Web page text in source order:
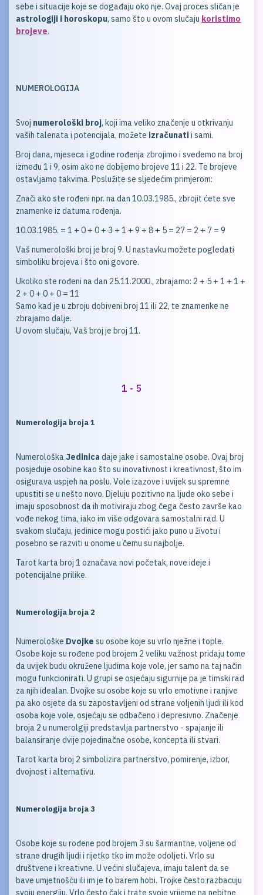
sebe i situacije koje se događaju oko nje. Ovaj proces sličan je
astrologiji i horoskopu, samo što u ovom slučaju koristimo
brojeve.
NUMEROLOGIJA
Svoj numerološki broj, koji ima veliko značenje u otkrivanju
vaših talenata i potencijala, možete izračunatii sami.
Broj dana, mjeseca i godine rođenja zbrojimo i svedemo na broj
između 1 i 9, osim ako ne dobijemo brojeve 11 i 22. Te brojeve
ostavljamo takvima. Poslužite se sljedećim primjerom:
Znači ako ste rođeni npr. na dan 10.03.1985., zbrojit ćete sve
znamenke iz datuma rođenja.
10.03.1985. = 1 + 0 + 0 + 3 + 1 + 9 + 8 + 5 = 27 = 2 + 7 = 9
Vaš numerološki broj je broj 9. U nastavku možete pogledati
simboliku brojeva i što oni govore.
Ukoliko ste rođeni na dan 25.11.2000., zbrajamo: 2 + 5 + 1 + 1 +
2 + 0 + 0 + 0 = 11
Samo kad je u zbroju dobiveni broj 11 ili 22, te znamenke ne
zbrajamo dalje.
U ovom slučaju, Vaš broj je broj 11.
1 - 5
Numerologija broja 1
NumerološkaJedinica daje jake i samostalne osobe. Ovaj broj
posjeduje osobine kao što su inovativnost i kreativnost, što im
osigurava uspjeh na poslu. Vole izazove i uvijek su spremne
upustiti se u nešto novo. Djeluju pozitivno na ljude oko sebe i
imaju sposobnost da ih motiviraju zbog čega često završe kao
vođe nekog tima, iako im više odgovara samostalni rad. U
svakom slučaju, jedinice mogu postići jako puno u životu i
posebno se razviti u onome u čemu su najbolje.
Tarot karta broj 1 označava novi početak, nove ideje i
potencijalne prilike.
Numerologija broja 2
Numerološke Dvojke su osobe koje su vrlo nježne i tople.
Osobe koje su rođene pod brojem 2 veliku važnost pridaju tome
da uvijek budu okružene ljudima koje vole, jer samo na taj način
mogu funkcionirati. U grupi se osjećaju sigurnije pa je timski rad
za njih idealan. Dvojke su osobe koje su vrlo emotivne i ranjive
pa ako osjete da su zapostavljeni od strane voljenih ljudi ili kod
osoba koje vole, osjećaju se odbačeno i depresivno. Značenje
broja 2 u numerolgiji predstavlja partnerstvo - spajanje ili
balansiranje dvije pojedinačne osobe, koncepta ili stvari.
Tarot karta broj 2 simbolizira partnerstvo, pomirenje, izbor,
dvojnost i alternativu.
Numerologija broja 3
Osobe koje su rođene pod brojem 3 su šarmantne, voljene od
strane drugih ljudi i rijetko tko im može odoljeti. Vrlo su
društvene i kreativne. U većini slučajeva, imaju talent da se
bave umjetnošću ili im je to barem hobi. Trojke često razbacuju
svoju energiju. Vrlo često čak i trate svoje vrijeme na nebitne